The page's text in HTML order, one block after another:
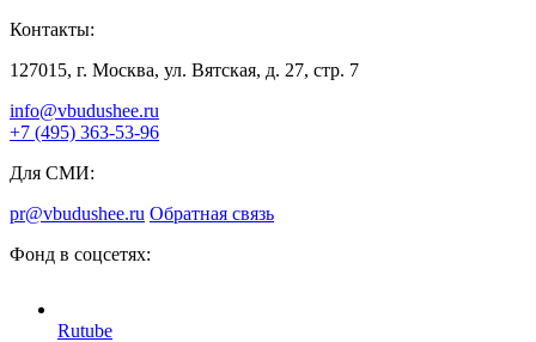
Контакты:
127015, г. Москва, ул. Вятская, д. 27, стр. 7
info@vbudushee.ru
+7 (495) 363-53-96
Для СМИ:
pr@vbudushee.ru Обратная связь
Фонд в соцсетях:
Rutube